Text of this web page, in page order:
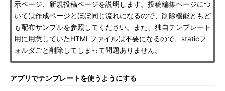
示ページ、新規投稿ページを説明します。投稿編集ページにつ
いては作成ページとほぼ同じ流れになるので、削除機能ともど
も配布サンプルを参照してください。また、独自テンプレート
用に用意していたHTMLファイルは不要になるので、staticフ
ォルダごと削除してしまって問題ありません。
アプリでテンプレートを使うようにする